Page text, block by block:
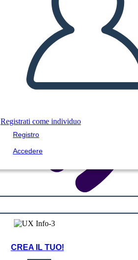
Registrati come individuo
Registro
Accedere
CREA IL TUO!